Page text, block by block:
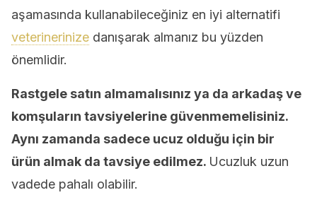
aşamasında kullanabileceğiniz en iyi alternatifi
veterinerinize danışarak almanız bu yüzden
önemlidir.
Rastgele satın almamalısınız ya da arkadaş ve
komşuların tavsiyelerine güvenmemelisiniz.
Aynı zamanda sadece ucuz olduğu için bir
ürün almak da tavsiye edilmez. Ucuzluk uzun
vadede pahalı olabilir.